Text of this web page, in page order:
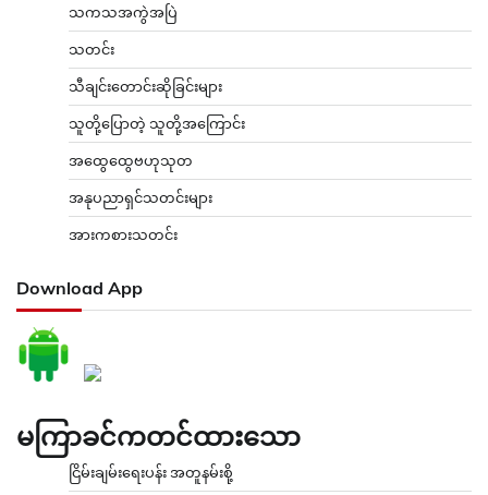
သကသအကွဲအပြဲ
သတင်း
သီချင်းတောင်းဆိုခြင်းများ
သူတို့ပြောတဲ့ သူတို့အကြောင်း
အထွေထွေဗဟုသုတ
အနုပညာရှင်သတင်းများ
အားကစားသတင်း
Download App
မကြာခင်ကတင်ထားသော
ငြိမ်းချမ်းရေးပန်း အတူနမ်းစို့